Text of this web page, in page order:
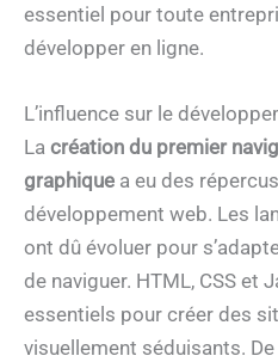
essentiel pour toute
développer en ligne.
L’influence sur le
La création du premier
graphique a eu des
développement web. Les
ont dû évoluer pour
de naviguer. HTML, CSS et
essentiels pour créer des
visuellement séduisants.